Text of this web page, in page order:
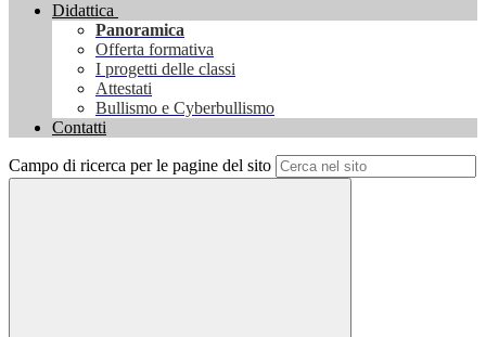
Didattica
Panoramica
Offerta formativa
I progetti delle classi
Attestati
Bullismo e Cyberbullismo
Contatti
Campo di ricerca per le pagine del sito